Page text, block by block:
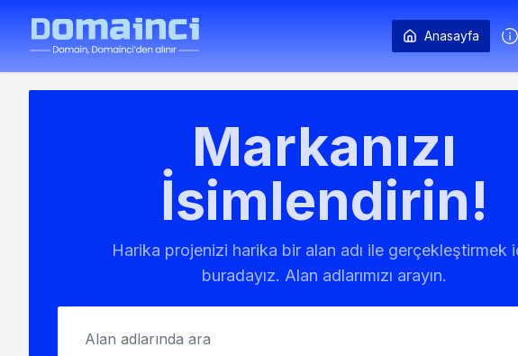
Anasayfa
Markanızı
İsimlendirin!
Harika projenizi harika bir alan adı ile gerçekleştirmek
buradayız. Alan adlarımızı arayın.